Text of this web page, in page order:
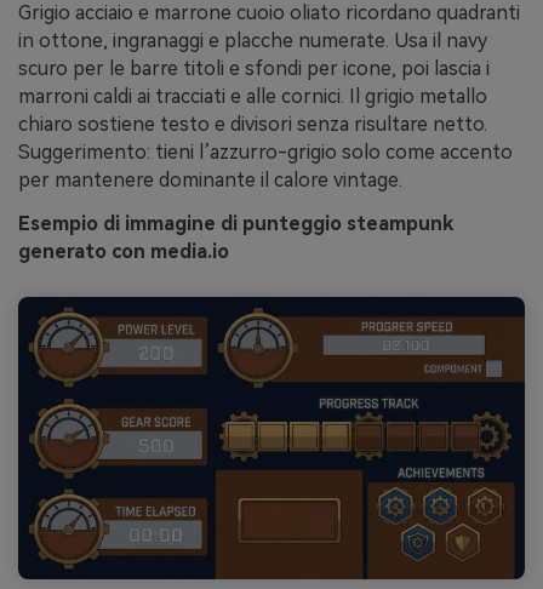
Grigio acciaio e marrone cuoio oliato ricordano quadranti
in ottone, ingranaggi e placche numerate. Usa il navy
scuro per le barre titoli e sfondi per icone, poi lascia i
marroni caldi ai tracciati e alle cornici. Il grigio metallo
chiaro sostiene testo e divisori senza risultare netto.
Suggerimento: tieni l’azzurro-grigio solo come accento
per mantenere dominante il calore vintage.
Esempio di immagine di punteggio steampunk
generato con media.io